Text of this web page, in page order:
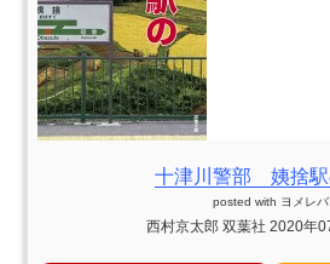
十津川警部 姨捨駅
posted with ヨメレバ
西村京太郎 双葉社 2020年